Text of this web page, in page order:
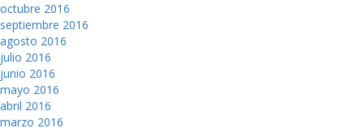
octubre 2016
septiembre 2016
agosto 2016
julio 2016
junio 2016
mayo 2016
abril 2016
marzo 2016